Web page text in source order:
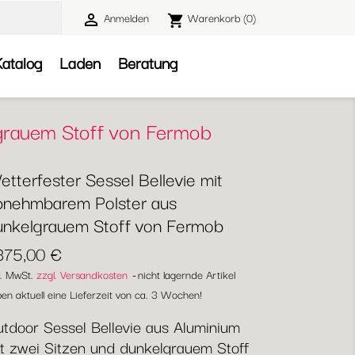
 Anmelden shopping_cart Warenkorb(0)
Laden Beratung
Stoff von Fermob
Sessel Bellevie mit
Polster aus
Stoff von Fermob
€
MwSt. zzgl. Versandkosten nicht lagernde Artikel
aktuell eine Lieferzeit von ca. 3 Wochen!
Sessel Bellevie aus Aluminium
zwei Sitzen und dunkelgrauem Stoff